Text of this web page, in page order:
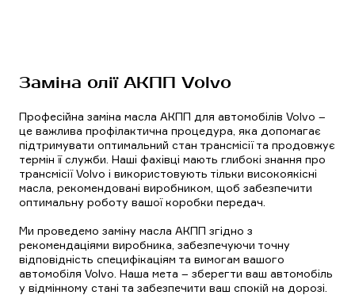
Заміна олії АКПП Volvo
Професійна заміна масла АКПП для автомобілів Volvo –
це важлива профілактична процедура, яка допомагає
підтримувати оптимальний стан трансмісії та продовжує
термін її служби. Наші фахівці мають глибокі знання про
трансмісії Volvo і використовують тільки високоякісні
масла, рекомендовані виробником, щоб забезпечити
оптимальну роботу вашої коробки передач.
Ми проведемо заміну масла АКПП згідно з
рекомендаціями виробника, забезпечуючи точну
відповідність специфікаціям та вимогам вашого
автомобіля Volvo. Наша мета – зберегти ваш автомобіль
у відмінному стані та забезпечити ваш спокій на дорозі.